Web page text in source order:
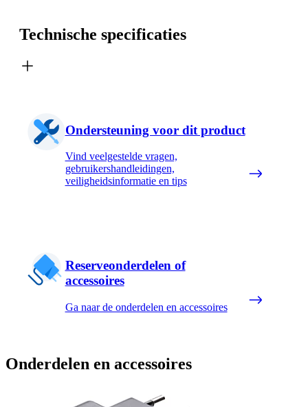
Technische specificaties
Ondersteuning voor dit product
Vind veelgestelde vragen,
gebruikershandleidingen,
veiligheidsinformatie en tips
Reserveonderdelen of
accessoires
Ga naar de onderdelen en accessoires
Onderdelen en accessoires